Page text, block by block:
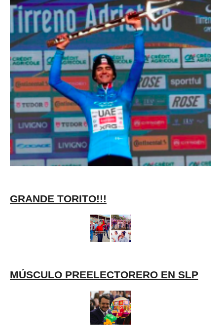
GRANDE TORITO!!!
MÚSCULO PREELECTORERO EN SLP